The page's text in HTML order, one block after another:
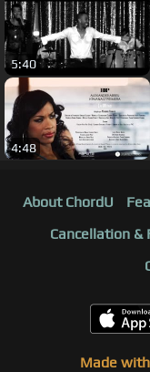
5:40
4:48
About ChordU
Cancellation &
Made